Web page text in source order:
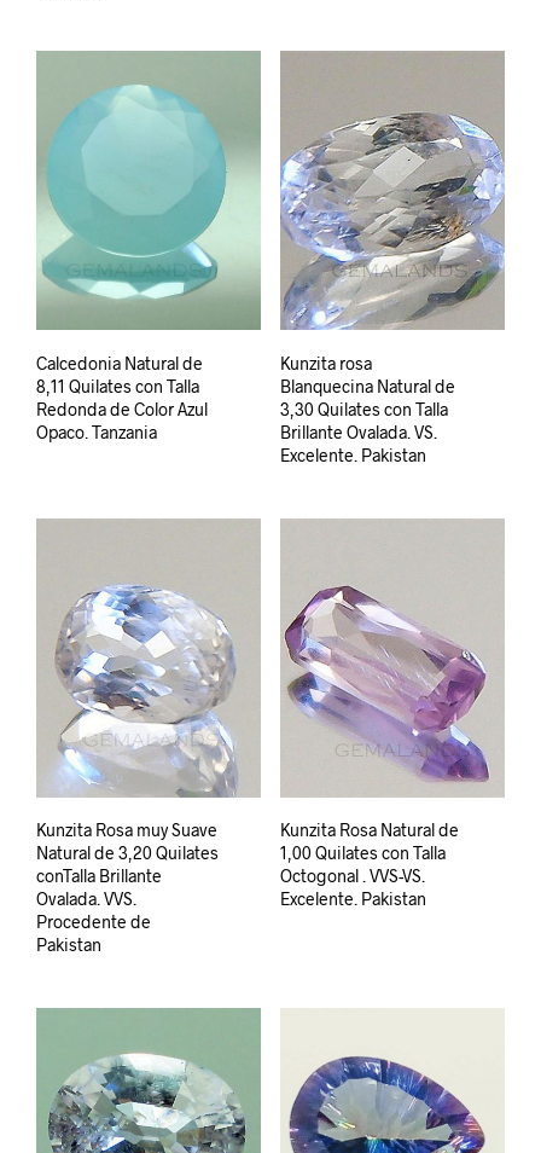
Calcedonia Natural de
8,11 Quilates con Talla
Redonda de Color Azul
Opaco. Tanzania
Kunzita rosa
Blanquecina Natural de
3,30 Quilates con Talla
Brillante Ovalada. VS.
Excelente. Pakistan
Kunzita Rosa muy Suave
Natural de 3,20 Quilates
conTalla Brillante
Ovalada. VVS.
Procedente de
Pakistan
Kunzita Rosa Natural de
1,00 Quilates con Talla
Octogonal . VVS-VS.
Excelente. Pakistan